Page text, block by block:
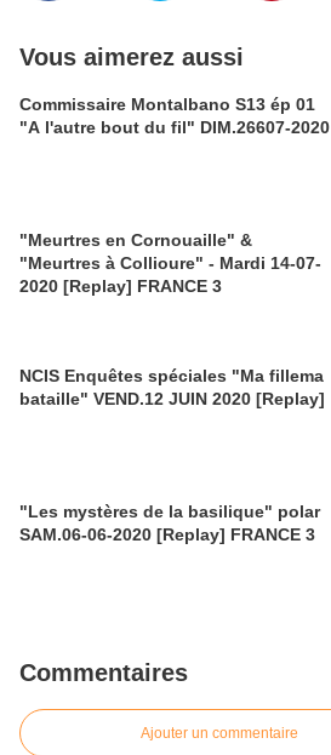
Vous aimerez aussi
Commissaire Montalbano S13 ép 01
"A l'autre bout du fil" DIM.26607-2020
"Meurtres en Cornouaille" &
"Meurtres à Collioure" - Mardi 14-07-
2020 [Replay] FRANCE 3
NCIS Enquêtes spéciales "Ma fillema
bataille" VEND.12 JUIN 2020 [Replay]
"Les mystères de la basilique" polar
SAM.06-06-2020 [Replay] FRANCE 3
Commentaires
Ajouter un commentaire